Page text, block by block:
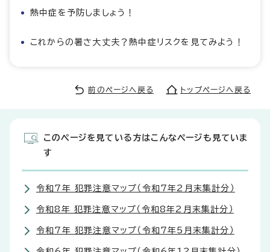
熱中症を予防しましょう！
これからの暑さ大丈夫？熱中症リスクを見てみよう！
前のページへ戻る トップページへ戻る
このページを見ている方はこんなページも見ていま
す
令和7年 犯罪注意マップ（令和7年2月末集計分）
令和8年 犯罪注意マップ（令和8年2月末集計分）
令和7年 犯罪注意マップ（令和7年5月末集計分）